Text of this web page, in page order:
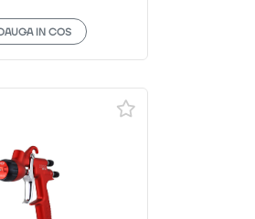
IN COS